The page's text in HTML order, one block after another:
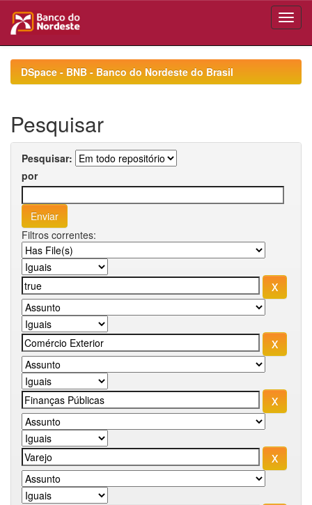
navigationDSpace - BNB - Banco do Nordeste do Brasil
Pesquisar
Pesquisar:
por
Filtros correntes: